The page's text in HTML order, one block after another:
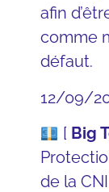
afin
comme
défaut.
12/09/
[ Big
de la